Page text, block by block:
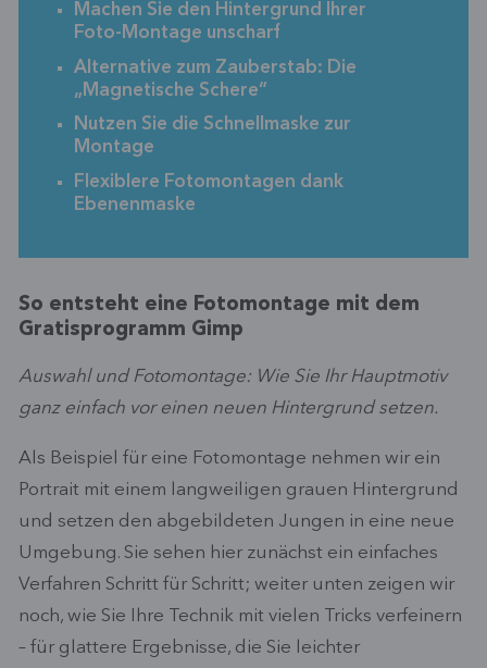
Machen Sie den Hintergrund Ihrer
Foto-Montage unscharf
Alternative zum Zauberstab: Die
„Magnetische Schere“
Nutzen Sie die Schnellmaske zur
Montage
Flexiblere Fotomontagen dank
Ebenenmaske
So entsteht eine Fotomontage mit dem
Gratisprogramm Gimp
Auswahl und Fotomontage: Wie Sie Ihr Hauptmotiv
ganz einfach vor einen neuen Hintergrund setzen.
Als Beispiel für eine Fotomontage nehmen wir ein
Portrait mit einem langweiligen grauen Hintergrund
und setzen den abgebildeten Jungen in eine neue
Umgebung. Sie sehen hier zunächst ein einfaches
Verfahren Schritt für Schritt; weiter unten zeigen wir
noch, wie Sie Ihre Technik mit vielen Tricks verfeinern
– für glattere Ergebnisse, die Sie leichter